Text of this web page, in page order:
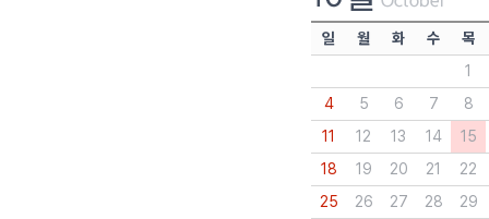
일 월 화 수
목
1
4
5 6 7
8
11
12 13 14
15
18
19 20 21
22
25
26 27 28 29